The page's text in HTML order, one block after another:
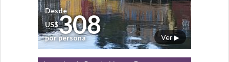
Ver ▶
Desde
US$308
por persona